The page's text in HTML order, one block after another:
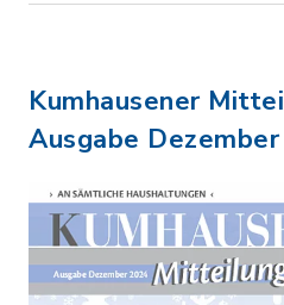
Kumhausener
Ausgabe